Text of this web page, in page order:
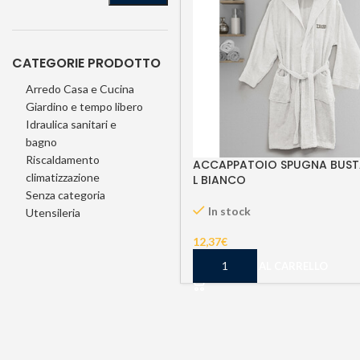
CATEGORIE PRODOTTO
Arredo Casa e Cucina
Giardino e tempo libero
Idraulica sanitari e
bagno
Riscaldamento
climatizzazione
Senza categoria
Utensileria
ACCAPPATOIO SPUGNA
L BIANCO
In stock
12,37€
AGGIUNGI AL CARRELLO